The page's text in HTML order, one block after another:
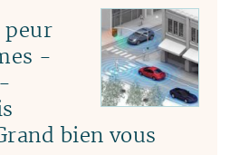
-
bien vous